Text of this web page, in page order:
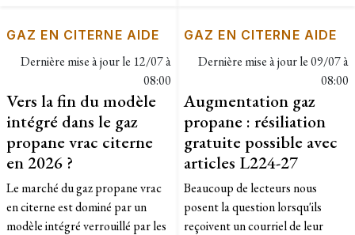
GAZ EN CITERNE AIDE
Dernière mise à jour le 12/07 à
08:00
Vers la fin du modèle
intégré dans le gaz
propane vrac citerne
en 2026 ?
Le marché du gaz propane vrac
en citerne est dominé par un
modèle intégré verrouillé par les
GAZ EN CITERNE AIDE
Dernière mise à jour le09/07 à
08:00
Augmentation gaz
propane : résiliation
gratuite possible avec
articles L224-27
Beaucoup de lecteurs nous
posent la question lorsqu'ils
reçoivent un courriel de leur